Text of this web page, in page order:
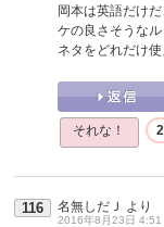
岡本は英語だけ
ケの良さそうな
ネタをどれだけ
それな！
116 名無しだＪ より
2016年8月23日 4:51